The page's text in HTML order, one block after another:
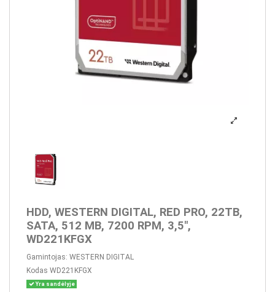
HDD, WESTERN DIGITAL, RED PRO, 22TB,
SATA, 512 MB, 7200 RPM, 3,5",
WD221KFGX
Gamintojas: WESTERN DIGITAL
Kodas WD221KFGX
Yra sandėlyje